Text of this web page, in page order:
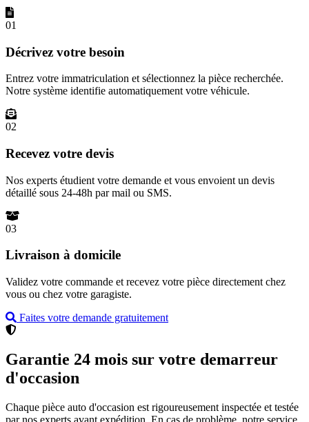
01
Décrivez votre besoin
Entrez votre immatriculation et sélectionnez la pièce recherchée.
Notre système identifie automatiquement votre véhicule.
02
Recevez votre devis
Nos experts étudient votre demande et vous envoient un devis
détaillé sous 24-48h par mail ou SMS.
03
Livraison à domicile
Validez votre commande et recevez votre pièce directement chez
vous ou chez votre garagiste.
Faites votre demande gratuitement
Garantie 24 mois sur votre demarreur
d'occasion
Chaque pièce auto d'occasion est rigoureusement inspectée et testée
par nos experts avant expédition. En cas de problème, notre service